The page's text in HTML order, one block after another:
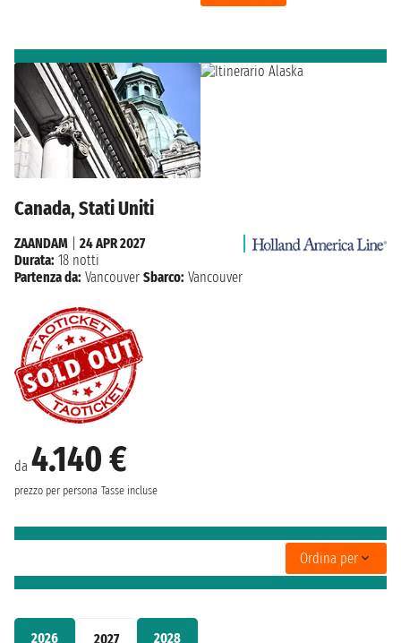
2026 2027 2028
Canada, Stati Uniti
da 4.140 €
prezzo per persona Tasse incluse
ZAANDAM
24 APR 2027
Durata: 18 notti
Partenza da: Vancouver Sbarco: Vancouver
Ordina per